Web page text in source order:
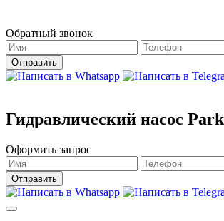
Обратный звонок
Гидравлический насос
Оформить запрос